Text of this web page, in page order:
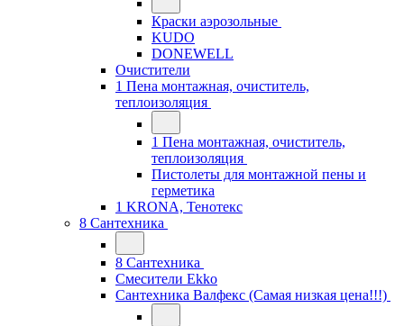
Краски аэрозольные
KUDO
DONEWELL
Очистители
1 Пена монтажная, очиститель,
теплоизоляция
1 Пена монтажная, очиститель,
теплоизоляция
Пистолеты для монтажной пены и
герметика
1 KRONA, Тенотекс
8 Сантехника
8 Сантехника
Смесители Ekko
Сантехника Валфекс (Самая низкая цена!!!)